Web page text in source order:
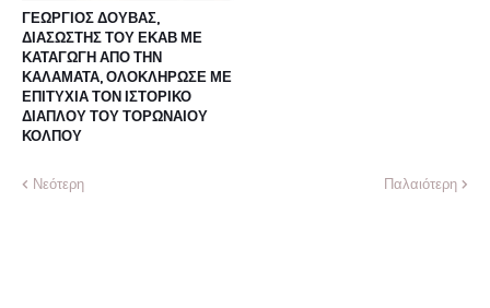
ΓΕΩΡΓΙΟΣ ΔΟΥΒΑΣ,
ΔΙΑΣΩΣΤΗΣ ΤΟΥ ΕΚΑΒ ΜΕ
ΚΑΤΑΓΩΓΗ ΑΠΟ ΤΗΝ
ΚΑΛΑΜΑΤΑ, ΟΛΟΚΛΗΡΩΣΕ ΜΕ
ΕΠΙΤΥΧΙΑ ΤΟΝ ΙΣΤΟΡΙΚΟ
ΔΙΑΠΛΟΥ ΤΟΥ ΤΟΡΩΝΑΙΟΥ
ΚΟΛΠΟΥ
Νεότερη Παλαιότερη